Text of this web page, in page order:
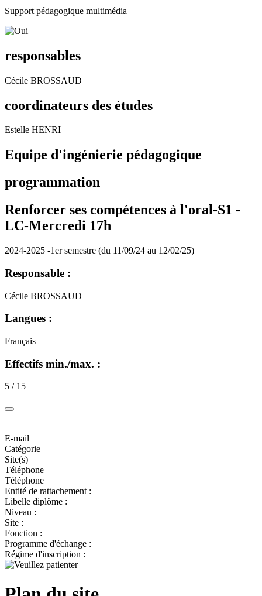
Support pédagogique multimédia
responsables
Cécile BROSSAUD
coordinateurs des études
Estelle HENRI
Equipe d'ingénierie pédagogique
programmation
Renforcer ses compétences à l'oral-S1 -
LC-Mercredi 17h
2024-2025 -1er semestre (du 11/09/24 au 12/02/25)
Responsable :
Cécile BROSSAUD
Langues :
Français
Effectifs min./max. :
5 / 15
E-mail
Catégorie
Site(s)
Téléphone
Téléphone
Entité de rattachement :
Libelle diplôme :
Niveau :
Site :
Fonction :
Programme d'échange :
Régime d'inscription :